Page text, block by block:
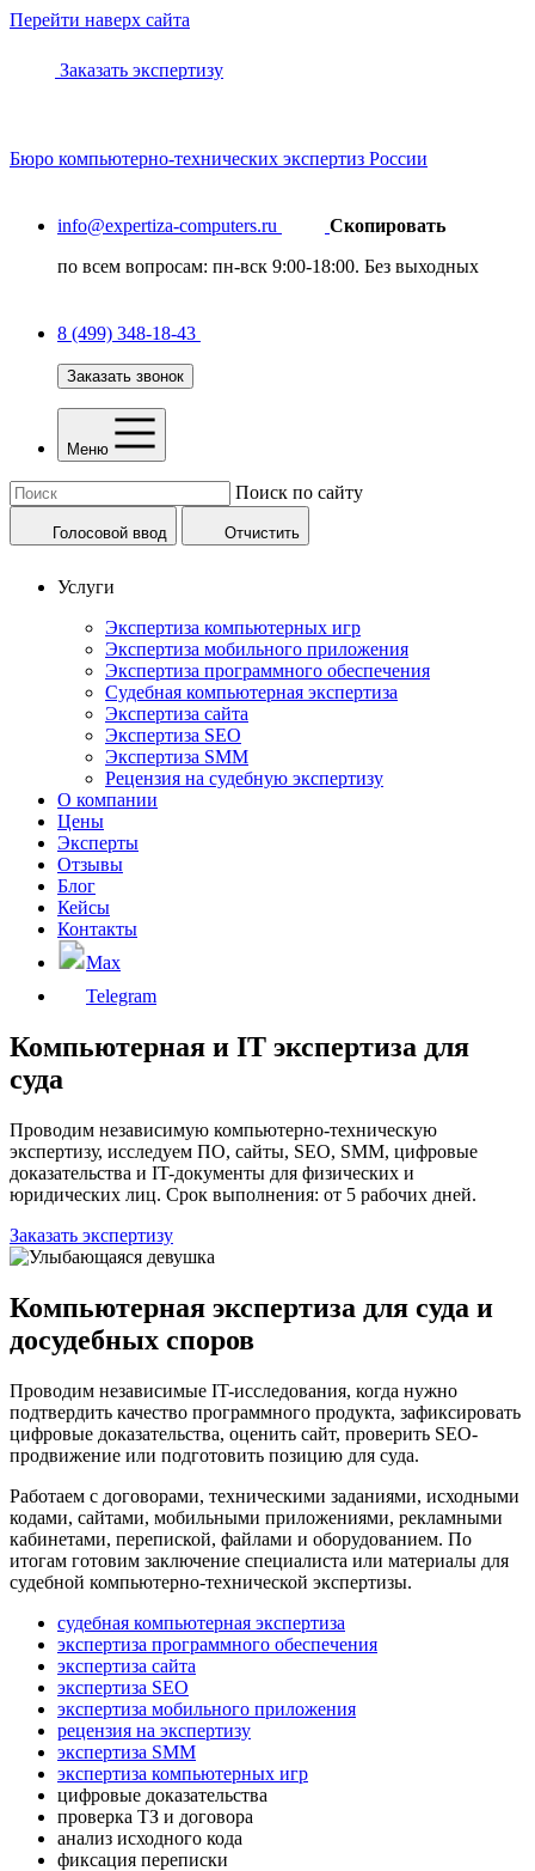
Перейти наверх сайта
Заказать экспертизу
Бюро компьютерно-технических экспертиз России
info@expertiza-computers.ru
Скопировать
по всем вопросам: пн-вск 9:00-18:00. Без выходных
8 (499) 348-18-43
Заказать звонок
Меню
Поиск по сайту
Голосовой ввод Отчистить
Услуги
Экспертиза компьютерных игр
Экспертиза мобильного приложения
Экспертиза программного обеспечения
Судебная компьютерная экспертиза
Экспертиза сайта
Экспертиза SEO
Экспертиза SMM
Рецензия на судебную экспертизу
О компании
Цены
Эксперты
Отзывы
Блог
Кейсы
Контакты
Max
Telegram
Компьютерная и IT экспертиза для
суда
Проводим независимую компьютерно-техническую
экспертизу, исследуем ПО, сайты, SEO, SMM, цифровые
доказательства и IT-документы для физических и
юридических лиц. Срок выполнения: от 5 рабочих дней.
Заказать экспертизу
Компьютерная экспертиза для суда и
досудебных споров
Проводим независимые IT-исследования, когда нужно
подтвердить качество программного продукта, зафиксировать
цифровые доказательства, оценить сайт, проверить SEO-
продвижение или подготовить позицию для суда.
Работаем с договорами, техническими заданиями, исходными
кодами, сайтами, мобильными приложениями, рекламными
кабинетами, перепиской, файлами и оборудованием. По
итогам готовим заключение специалиста или материалы для
судебной компьютерно-технической экспертизы.
судебная компьютерная экспертиза
экспертиза программного обеспечения
экспертиза сайта
экспертиза SEO
экспертиза мобильного приложения
рецензия на экспертизу
экспертиза SMM
экспертиза компьютерных игр
цифровые доказательства
проверка ТЗ и договора
анализ исходного кода
фиксация переписки